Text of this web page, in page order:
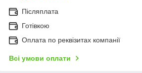
Післяплата
Готівкою
Оплата по реквізитах компанії
Всі умови оплати